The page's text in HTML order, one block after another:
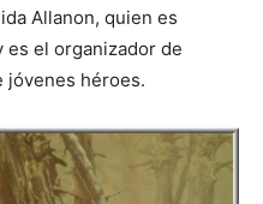
Allanon, quien es
el organizador de
jóvenes héroes.